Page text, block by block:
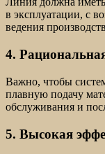
в эксплуатации, с
ведения
4.
Важно, чтобы
плавную подачу
обслуживания и
5. Высокая